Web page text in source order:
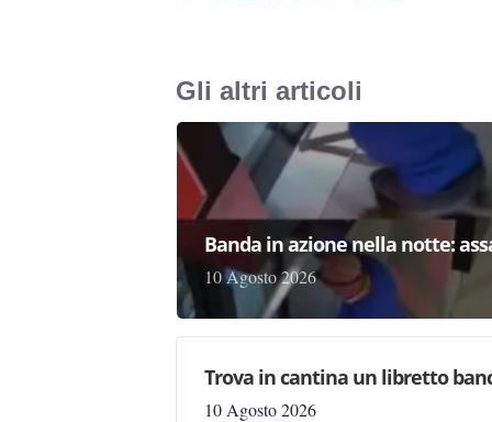
Gli altri articoli
Banda in azione nella notte:
10 Agosto 2026
Trova in cantina un libretto
10 Agosto 2026